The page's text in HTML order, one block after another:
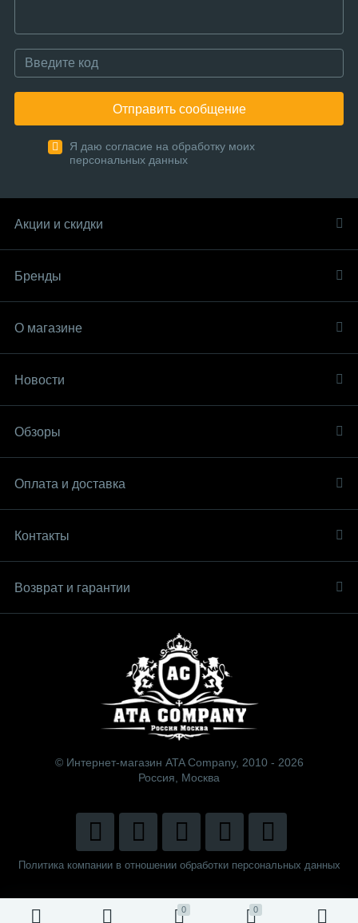
0 0
Отправить сообщение
Я даю согласие на обработку моих
персональных данных
Акции и скидки
Бренды
О магазине
Новости
Обзоры
Оплата и доставка
Контакты
Возврат и гарантии
© Интернет-магазин ATA Company, 2010 - 2026
Россия, Москва
Политика компании в отношении обработки персональных данных